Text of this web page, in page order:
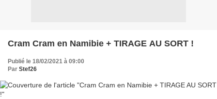
Cram Cram en Namibie + TIRAGE AU SORT !
Publié le 18/02/2021 à 09:00
Par Stef26